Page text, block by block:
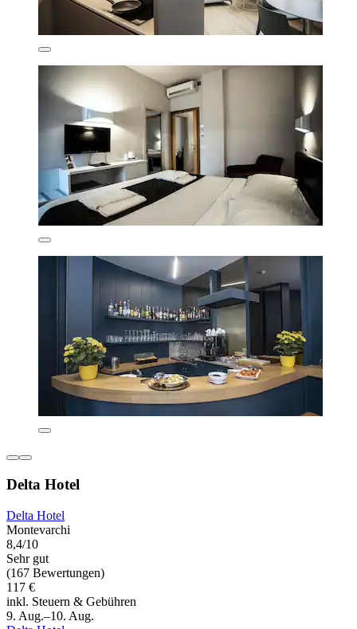
Delta Hotel
Delta Hotel
Montevarchi
8,4/10
Sehr gut
(167 Bewertungen)
117 €
inkl. Steuern & Gebühren
9. Aug.–10. Aug.